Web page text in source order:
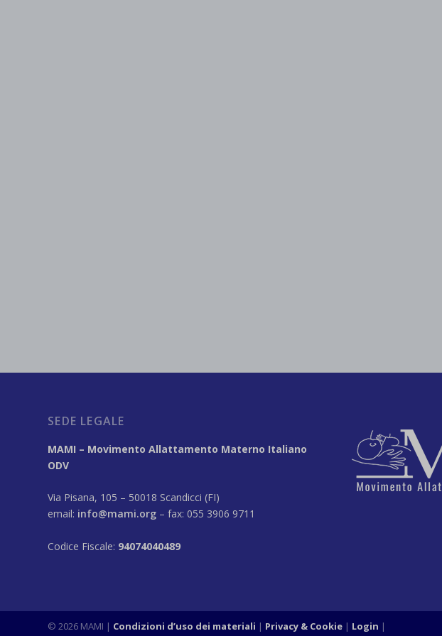
SEDE LEGALE
MAMI – Movimento Allattamento Materno Italiano
ODV
Via Pisana, 105 – 50018 Scandicci (FI)
email: info@mami.org – fax: 055 3906 9711
Codice Fiscale: 94074040489
© 2026 MAMI | Condizioni d’uso dei materiali Privacy & Cookie Login |